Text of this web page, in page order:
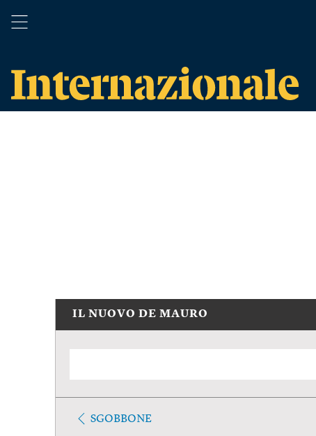
IL NUOVO DE MAURO
SGOBBONE